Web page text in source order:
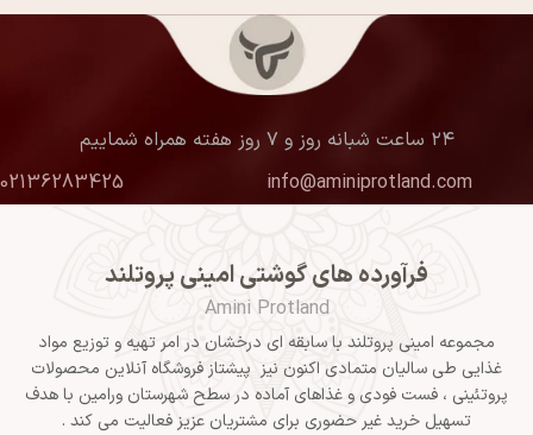
۲۴ ساعت شبانه روز و ۷ روز هفته همراه شماییم
info@aminiprotland.com
02136283425
فرآورده های گوشتی امینی پروتلند
Amini Protland
مجموعه امینی پروتلند با سابقه ای درخشان در امر تهیه و توزیع مواد
غذایی طی سالیان متمادی اکنون نیز پیشتاز فروشگاه آنلاین محصولات
پروتئینی ، فست فودی و غذاهای آماده در سطح شهرستان ورامین با هدف
تسهیل خرید غیر حضوری برای مشتریان عزیز فعالیت می کند .